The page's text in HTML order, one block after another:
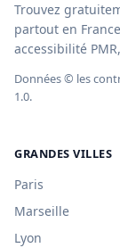
Trouvez
partout en
accessibilité
Données © les
1.0.
GRANDES VILLES
Paris
Marseille
Lyon